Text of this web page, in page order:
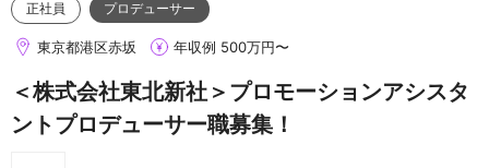
正社員 プロデューサー
東京都港区赤坂 年収例 500万円〜
＜株式会社東北新社＞プロモーションアシスタ
ントプロデューサー職募集！